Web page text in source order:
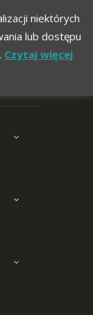
niektórych
lub dostępu
Czytaj więcej